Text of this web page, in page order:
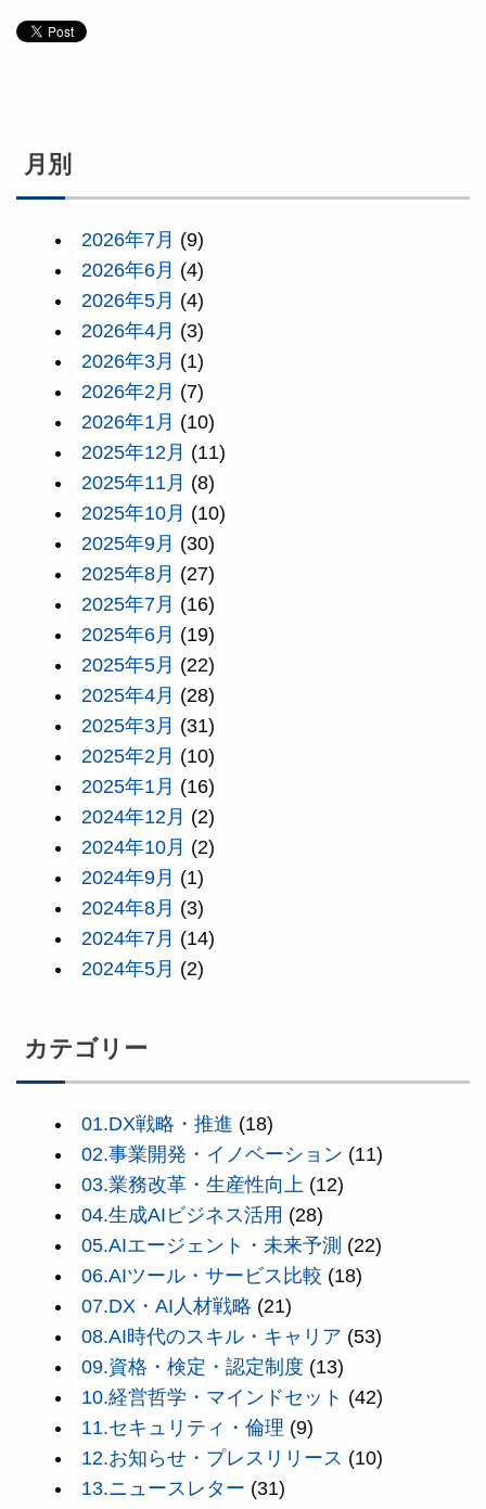
月別
2026年7月 (9)
2026年6月 (4)
2026年5月 (4)
2026年4月 (3)
2026年3月 (1)
2026年2月 (7)
2026年1月 (10)
2025年12月 (11)
2025年11月 (8)
2025年10月 (10)
2025年9月 (30)
2025年8月 (27)
2025年7月 (16)
2025年6月 (19)
2025年5月 (22)
2025年4月 (28)
2025年3月 (31)
2025年2月 (10)
2025年1月 (16)
2024年12月 (2)
2024年10月 (2)
2024年9月 (1)
2024年8月 (3)
2024年7月 (14)
2024年5月 (2)
カテゴリー
01.DX戦略・推進 (18)
02.事業開発・イノベーション (11)
03.業務改革・生産性向上 (12)
04.生成AIビジネス活用 (28)
05.AIエージェント・未来予測 (22)
06.AIツール・サービス比較 (18)
07.DX・AI人材戦略 (21)
08.AI時代のスキル・キャリア (53)
09.資格・検定・認定制度 (13)
10.経営哲学・マインドセット (42)
11.セキュリティ・倫理 (9)
12.お知らせ・プレスリリース (10)
13.ニュースレター (31)